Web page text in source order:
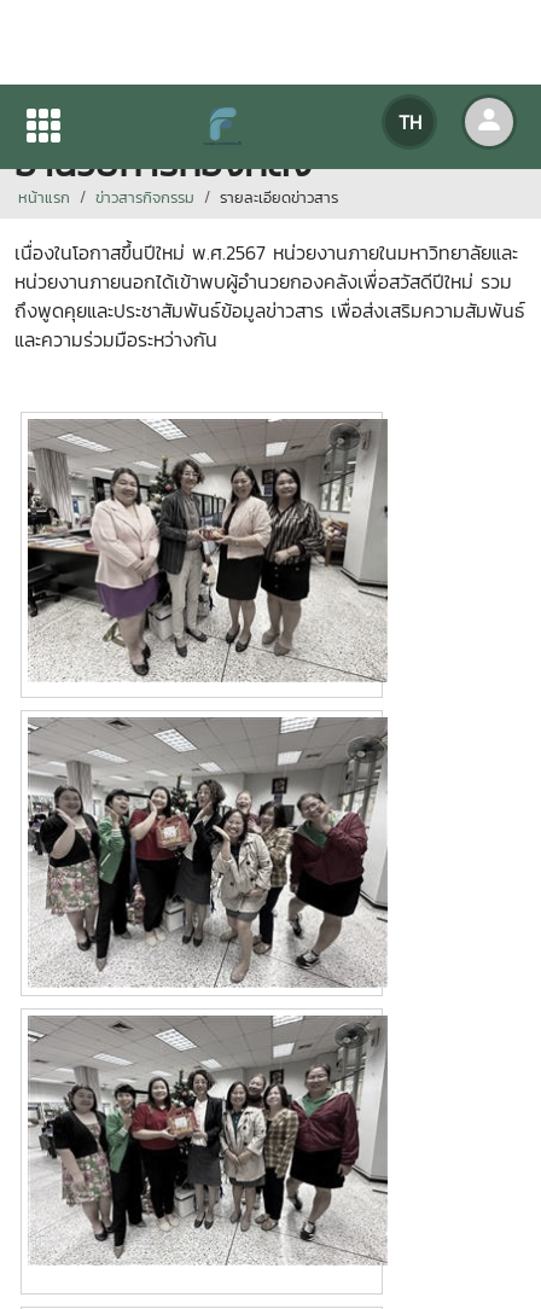
TH
หน่วยงานต่าง ๆ เข้าสวัสดีปีใหม่ผู้
อำนวยการกองคลัง
หน้าแรก ข่าวสารกิจกรรม รายละเอียดข่าวสาร
เนื่องในโอกาสขึ้นปีใหม่ พ.ศ.2567 หน่วยงานภายในมหาวิทยาลัยและ
หน่วยงานภายนอกได้เข้าพบผู้อำนวยกองคลังเพื่อสวัสดีปีใหม่ รวม
ถึงพูดคุยและประชาสัมพันธ์ข้อมูลข่าวสาร เพื่อส่งเสริมความสัมพันธ์
และความร่วมมือระหว่างกัน